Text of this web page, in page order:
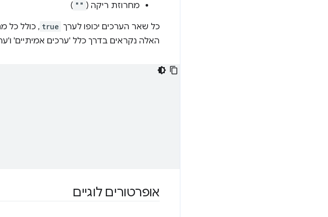
מחרוזת ריקה ( ""
)
כל שאר הערכים יכופו לערך true , כולל כל
האלה נקראים בדרך כלל 'ערכים אמיתיים'
אופרטורים לוגיים